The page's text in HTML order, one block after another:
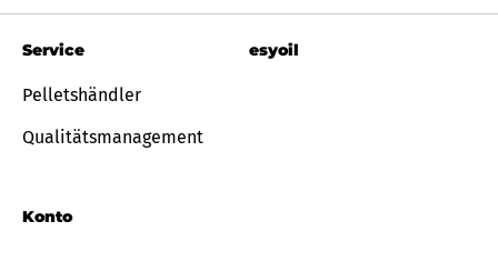
Service
Pelletshändler
Qualitätsmanagement
Konto
esyoil